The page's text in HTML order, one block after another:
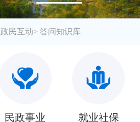
政民互动> 答问知识库
民政事业 就业社保